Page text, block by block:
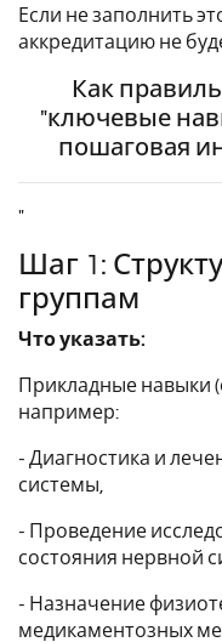
Если не заполнить
аккредитацию не
Как
"ключевые
пошаговая
"
Шаг 1:
группам
Что указать:
Прикладные навыки
например:
- Диагностика и
системы,
- Проведение
состояния нервной
- Назначение
медикаментозных